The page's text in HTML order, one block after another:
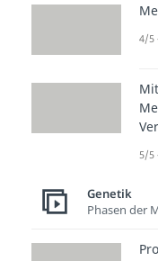
es
die
4/5
5/5
Genetik
Phasen der